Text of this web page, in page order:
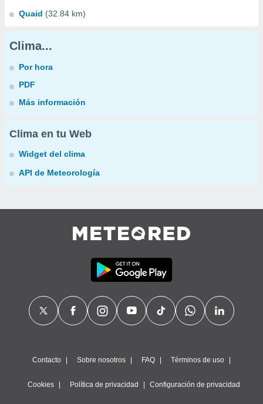
Quaid (32.84 km)
Clima...
Por hora
PDF
Más información
Clima en tu Web
Widget del clima
API de Meteorología
Contacto Sobre nosotros FAQ Términos de uso
Cookies Política de privacidad Configuración de privacidad